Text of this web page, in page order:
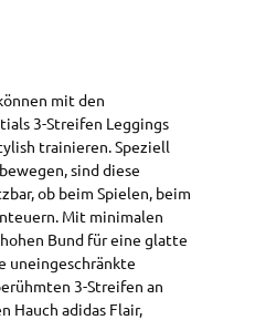
mit den
3-Streifen Leggings
trainieren. Speziell
sind diese
ob beim Spielen, beim
Mit minimalen
Bund für eine glatte
uneingeschränkte
3-Streifen an
Hauch adidas Flair,